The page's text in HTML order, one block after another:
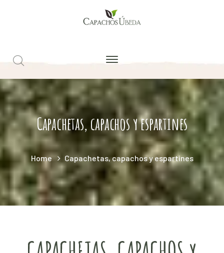
Capachetas, capachos y espartines
Home Capachetas, capachos y espartines